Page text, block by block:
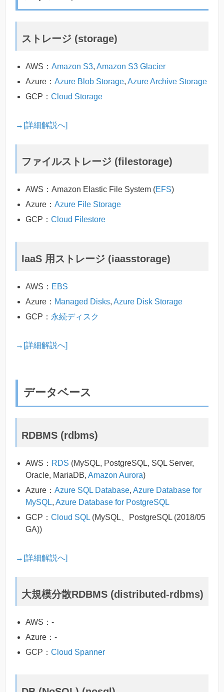
ストレージ (storage)
AWS： Amazon S3, Amazon S3 Glacier
Azure： Azure Blob Storage, Azure Archive Storage
GCP： Cloud Storage
→[詳細解説へ]
ファイルストレージ (filestorage)
AWS：Amazon Elastic File System (EFS)
Azure： Azure File Storage
GCP： Cloud Filestore
IaaS 用ストレージ (iaasstorage)
AWS： EBS
Azure： Managed Disks, Azure Disk Storage
GCP： 永続ディスク
→[詳細解説へ]
データベース
RDBMS (rdbms)
AWS： RDS (MySQL, PostgreSQL, SQL Server,
Oracle, MariaDB, Amazon Aurora)
Azure： Azure SQL Database, Azure Database for
MySQL, Azure Database for PostgreSQL
GCP： Cloud SQL (MySQL、PostgreSQL (2018/05
GA))
→[詳細解説へ]
大規模分散RDBMS (distributed-rdbms)
AWS：-
Azure：-
GCP： Cloud Spanner